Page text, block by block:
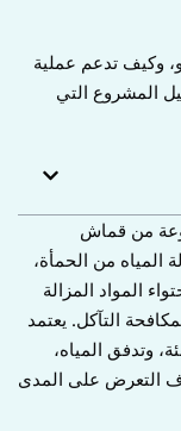
وكيف تدعم عملية
المشروع التي
من قماش
المياه من الحمأة،
المواد المزالة
التآكل. يعتمد
وتدفق المياه،
التعرض على المدى